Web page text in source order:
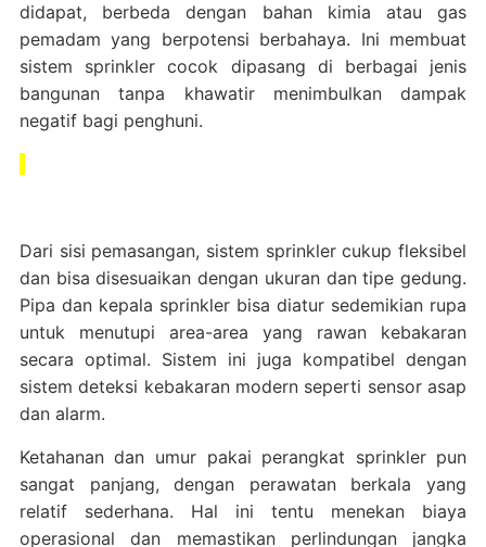
didapat, berbeda dengan bahan kimia atau gas
pemadam yang berpotensi berbahaya. Ini membuat
sistem sprinkler cocok dipasang di berbagai jenis
bangunan tanpa khawatir menimbulkan dampak
negatif bagi penghuni.
Dari sisi pemasangan, sistem sprinkler cukup fleksibel
dan bisa disesuaikan dengan ukuran dan tipe gedung.
Pipa dan kepala sprinkler bisa diatur sedemikian rupa
untuk menutupi area-area yang rawan kebakaran
secara optimal. Sistem ini juga kompatibel dengan
sistem deteksi kebakaran modern seperti sensor asap
dan alarm.
Ketahanan dan umur pakai perangkat sprinkler pun
sangat panjang, dengan perawatan berkala yang
relatif sederhana. Hal ini tentu menekan biaya
operasional dan memastikan perlindungan jangka